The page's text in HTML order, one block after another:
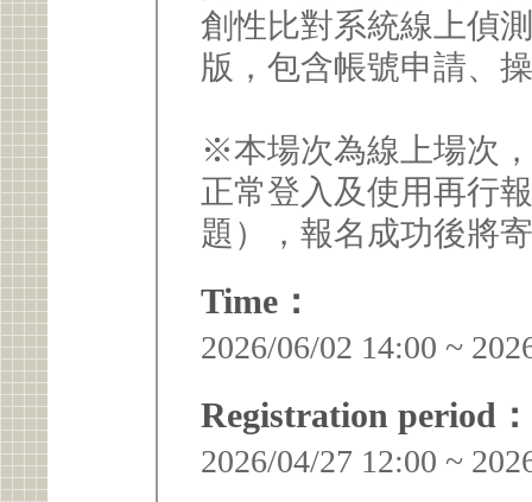
創性比對系統線上偵
版，包含帳號申請、
※本場次為線上場次，
正常登入及使用再行
題），報名成功後將
Time：
2026/06/02 14:00 ~
Registration period：
2026/04/27 12:00 ~